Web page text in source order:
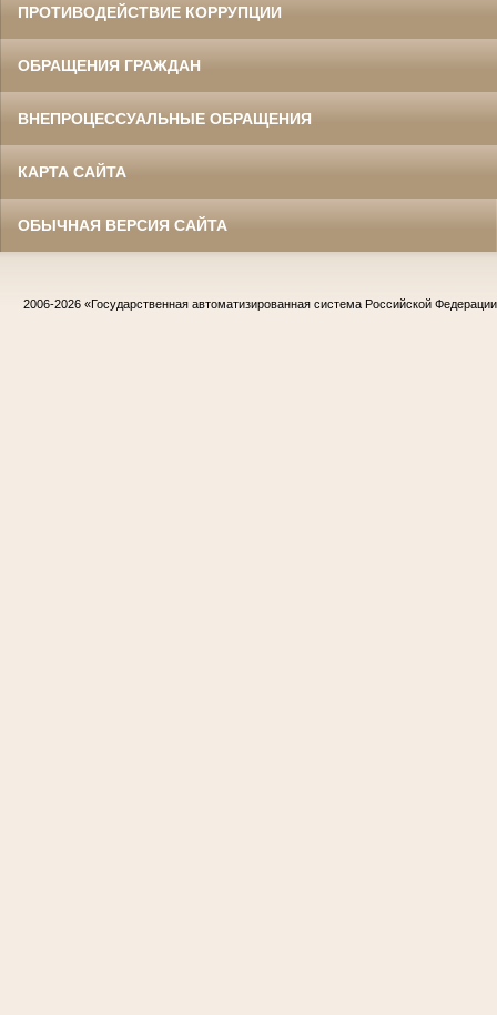
ПРОТИВОДЕЙСТВИЕ КОРРУПЦИИ
ОБРАЩЕНИЯ ГРАЖДАН
ВНЕПРОЦЕССУАЛЬНЫЕ ОБРАЩЕНИЯ
КАРТА САЙТА
ОБЫЧНАЯ ВЕРСИЯ САЙТА
2006-2026 «Государственная автоматизированная система Российской